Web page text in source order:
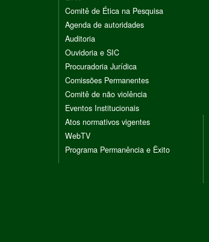
Comitê de Ética na Pesquisa
Agenda de autoridades
Auditoria
Ouvidoria e SIC
Procuradoria Jurídica
Comissões Permanentes
Comitê de não violência
Eventos Institucionais
Atos normativos vigentes
WebTV
Programa Permanência e Êxito